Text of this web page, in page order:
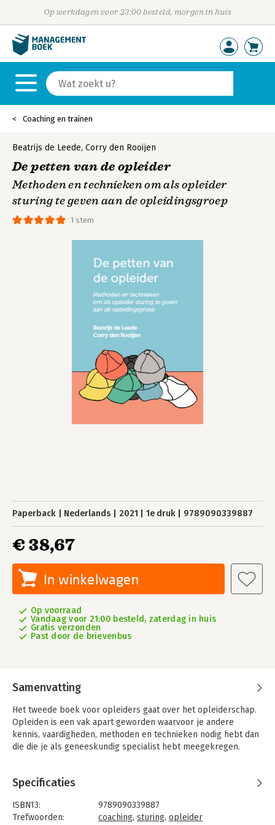
Op werkdagen voor 23:00 besteld, morgen in huis
Coaching en trainen
1 stem
Beatrijs de Leede, Corry den Rooijen
De petten van de opleider
Methoden en technieken om als opleider
sturing te geven aan de opleidingsgroep
Paperback Nederlands 2021 1e druk 9789090339887
€ 38,67
In winkelwagen
Op voorraad
Vandaag voor 21:00 besteld, zaterdag in huis
Gratis verzonden
Past door de brievenbus
Samenvatting
Het tweede boek voor opleiders gaat over het opleiderschap.
Opleiden is een vak apart geworden waarvoor je andere
kennis, vaardigheden, methoden en technieken nodig hebt dan
die die je als geneeskundig specialist hebt meegekregen.
gekoppeld wordt aan theorieën en modellen. Daarbij geven we
praktische handvatten voor complexe opleidingssituaties waar
je als opleider vaak niet gelijk een oplossing voor hebt.
Specificaties
ISBN13:
9789090339887
Trefwoorden:
coaching, sturing, opleider